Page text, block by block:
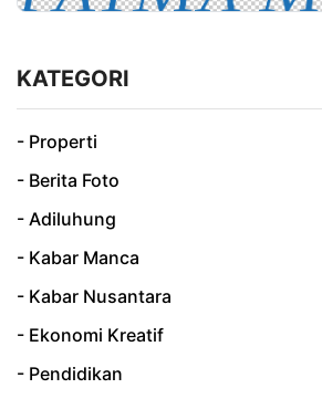
KATEGORI
- Properti
- Berita Foto
- Adiluhung
- Kabar Manca
- Kabar Nusantara
- Ekonomi Kreatif
- Pendidikan